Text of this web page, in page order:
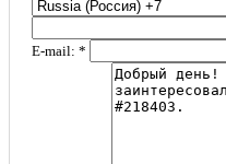
E-mail: *